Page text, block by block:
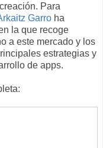
Para
Garro ha
la que recoge
a este mercado y los
estrategias y
de apps.